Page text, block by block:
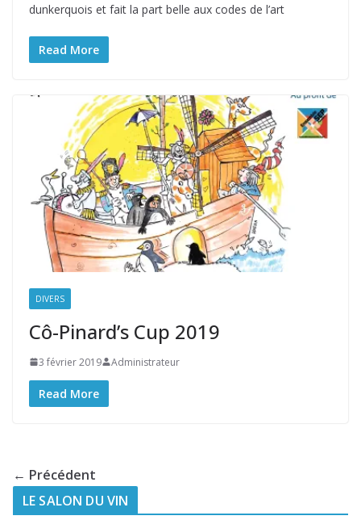
dunkerquois et fait la part belle aux codes de l’art
Read More
DIVERS
Cô-Pinard’s Cup 2019
3 février 2019 Administrateur
Read More
← Précédent
LE SALON DU VIN